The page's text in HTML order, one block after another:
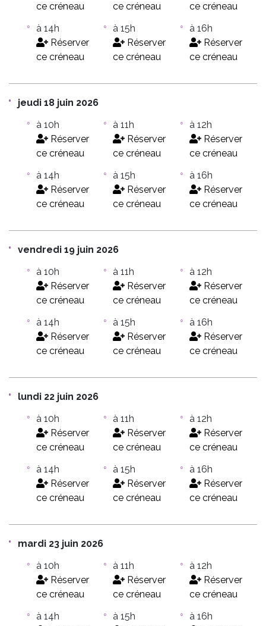
ce créneau
ce créneau
ce créneau
à 14h
Réserver
ce créneau
à 15h
Réserver
ce créneau
à 16h
Réserver
ce créneau
jeudi 18 juin 2026
à 10h
Réserver
ce créneau
à 11h
Réserver
ce créneau
à 12h
Réserver
ce créneau
à 14h
Réserver
ce créneau
à 15h
Réserver
ce créneau
à 16h
Réserver
ce créneau
vendredi 19 juin 2026
à 10h
Réserver
ce créneau
à 11h
Réserver
ce créneau
à 12h
Réserver
ce créneau
à 14h
Réserver
ce créneau
à 15h
Réserver
ce créneau
à 16h
Réserver
ce créneau
lundi 22 juin 2026
à 10h
Réserver
ce créneau
à 11h
Réserver
ce créneau
à 12h
Réserver
ce créneau
à 14h
Réserver
ce créneau
à 15h
Réserver
ce créneau
à 16h
Réserver
ce créneau
mardi 23 juin 2026
à 10h
Réserver
ce créneau
à 11h
Réserver
ce créneau
à 12h
Réserver
ce créneau
à 14h
à 15h
à 16h